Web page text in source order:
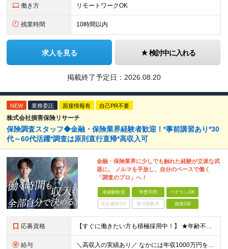
働き方 リモートワークOK
残業時間 10時間以内
求人を見る 検討中に入れる
掲載終了予定日： 2026.08.20
NEW 業務委託 面接情報有 自己PR不要
株式会社損害保険リサーチ
保険調査スタッフ◆金融・保険業界経験者歓迎！*事前講習あり*30
代～60代活躍*調査は原則直行直帰*高収入可
金融・保険業界に少しでも触れた経験が立派な武
器に。 ノルマを手放し、自分のペースで働く
「調査のプロ」へ！
未経験歓迎 学歴不問 ベテランOK
完全週休2日 賞与複数月 面接1回
応募資格 【すぐに働きたい方も積極採用中！】 ★年齢不問…40代50代を中心に幅広い年齢層の方が活躍中です ★金融・保険業界の知識がある方 ★学歴不問 ≪異業種出身の未経験者も活躍しています≫ 調査員の半数以
給与 ＼高収入の実績あり／ なかには年収1000万円を超える方もいらっしゃいます！ 【完全出来高報酬制】 ★仕事に慣れるまで収入をサポート 1か月目：報酬が通常の2倍 2か月目：報酬が通常の1.5倍 ※災